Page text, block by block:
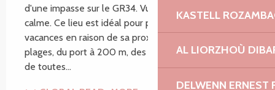
KASTELL
AL LIORZHOÙ
DELWENN ERNEST
d'une impasse sur le GR34. Vue mer. Endroit très
calme. Ce lieu est idéal pour passer d'agréables
vacances en raison de sa proximité immédiate des
plages, du port à 200 m, des commerces à 200 m et
de toutes...